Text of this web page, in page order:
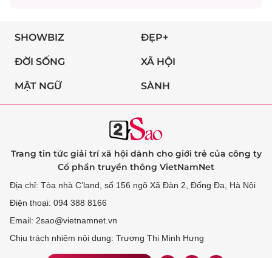
SHOWBIZ ĐẸP+
ĐỜI SỐNG XÃ HỘI
MẬT NGỮ SÀNH
Trang tin tức giải trí xã hội dành cho giới trẻ của công ty
Cổ phần truyền thông VietNamNet
Địa chỉ: Tòa nhà C’land, số 156 ngõ Xã Đàn 2, Đống Đa, Hà Nội
Điện thoại: 094 388 8166
Email: 2sao@vietnamnet.vn
Chịu trách nhiệm nội dung: Trương Thị Minh Hưng